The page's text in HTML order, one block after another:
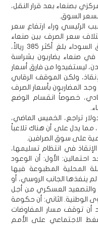
بصنعاء بعد قرار النقل،
السوق.
الرئيسي وراء ارتفاع سعر
سعر الصرف بين صنعاء
وعدن، حيث إن سعر الصرف في السوق السوداء بلغ أكثر 385 ريالاً،
في صنعاء يضاربون بشراسة
ليستفيدوا من فارق أسعار
ولكن الموقف الرقابي
المضاربون بأسعار الصرف
خصوصاً انقسام الوضع
تراجع، الخميس الماضي،
إلى 325 ريالاً، بعد أن كان ارتفع إلى 390، مما يدل على أن هناك تلاعباً
على سوق الصرافين.
في انتظام تسليمها،
الأول: أن الوعود
المحلية المطبوعة فيها
ينفذها الجانب الروسي، أو
والتصعيد العسكري من أجل
الوطنية. الثاني: أن حكومة
أن توقف مسار المفاوضات
الاجتماعي على الأمم